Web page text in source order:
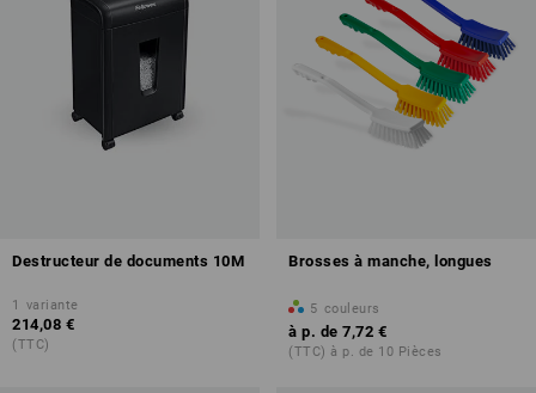
Destructeur de documents 10M
1 variante
214,08 €
(TTC)
Brosses à manche, longues
5 couleurs
à p. de 7,72 €
(TTC) à p. de 10 Pièces